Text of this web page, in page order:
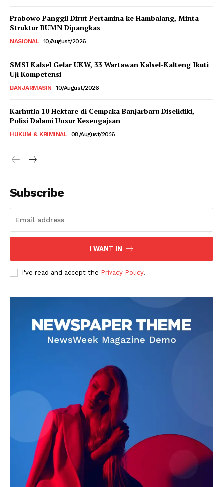
Prabowo Panggil Dirut Pertamina ke Hambalang, Minta
Struktur BUMN Dipangkas
NASIONAL 10/August/2026
SMSI Kalsel Gelar UKW, 33 Wartawan Kalsel-Kalteng Ikuti
Uji Kompetensi
BANJARMASIN 10/August/2026
Karhutla 10 Hektare di Cempaka Banjarbaru Diselidiki,
Polisi Dalami Unsur Kesengajaan
HUKUM & KRIMINAL 08/August/2026
Subscribe
I WANT IN
I've read and accept the Privacy Policy.